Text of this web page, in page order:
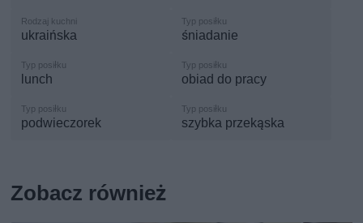
ukraińska śniadanie
lunch obiad do pracy
podwieczorek szybka przekąska
Zobacz również